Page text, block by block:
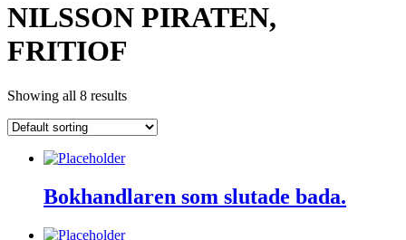
NILSSON PIRATEN,
FRITIOF
Showing all 8 results
Bokhandlaren som slutade bada.